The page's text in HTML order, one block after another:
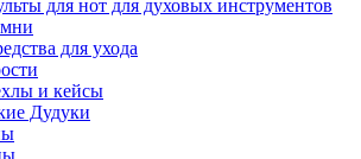
для нот для духовых инструментов
для ухода
и кейсы
Дудуки